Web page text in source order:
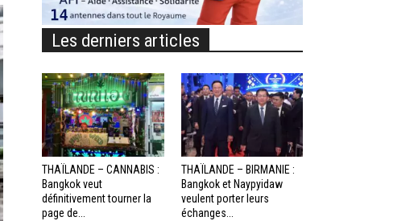
Les derniers articles
THAÏLANDE – CANNABIS :
Bangkok veut
définitivement tourner la
page de...
THAÏLANDE – BIRMANIE :
Bangkok et Naypyidaw
veulent porter leurs
échanges...